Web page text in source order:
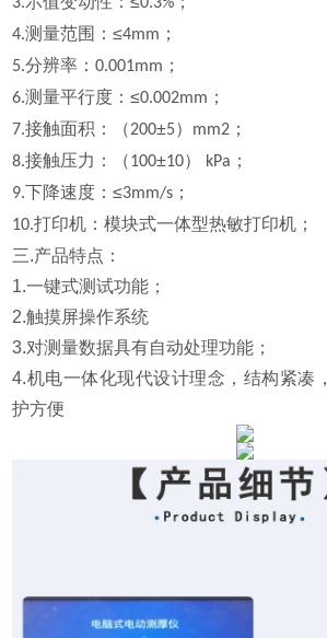
4.测量范围：≤4mm ；
5.分辨率：0.001mm ；
6.测量平行度：≤0.002mm ；
7.接触面积：（200±5） mm2 ；
8.接触压力：（100±10） kPa ；
9.下降速度：≤3mm/s ；
10.打印机：模块式一体型热敏打印机；
三.产品特点：
1.一键式测试功能；
2.触摸屏操作系统
3.对测量数据具有自动处理功能；
4.机电一体化现代设计理念，结构紧凑
护方便